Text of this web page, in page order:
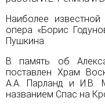
Наиболее
опера «Борис
Пушкина.
В память об
поставлен Храм
А.А. Парланд и И.В.
названием Спас на